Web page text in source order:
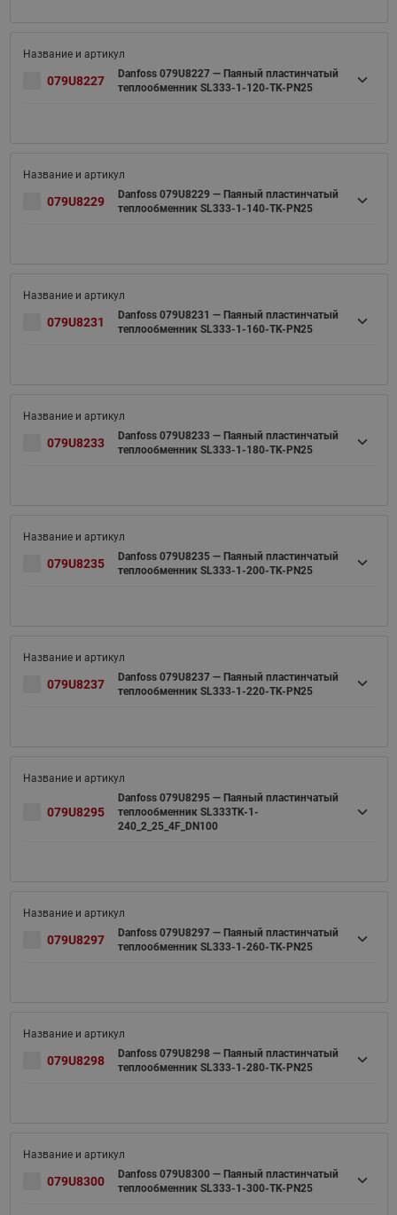
079U8227
Danfoss 079U8227 — Паяный пластинчатый
теплообменник SL333-1-120-TK-PN25
079U8229
Danfoss 079U8229 — Паяный пластинчатый
теплообменник SL333-1-140-TK-PN25
079U8231
Danfoss 079U8231 — Паяный пластинчатый
теплообменник SL333-1-160-TK-PN25
079U8233
Danfoss 079U8233 — Паяный пластинчатый
теплообменник SL333-1-180-TK-PN25
079U8235
Danfoss 079U8235 — Паяный пластинчатый
теплообменник SL333-1-200-TK-PN25
079U8237
Danfoss 079U8237 — Паяный пластинчатый
теплообменник SL333-1-220-TK-PN25
079U8295
Danfoss 079U8295 — Паяный пластинчатый
теплообменник SL333TK-1-
240_2_25_4F_DN100
079U8297
Danfoss 079U8297 — Паяный пластинчатый
теплообменник SL333-1-260-TK-PN25
079U8298
Danfoss 079U8298 — Паяный пластинчатый
теплообменник SL333-1-280-TK-PN25
079U8300
Danfoss 079U8300 — Паяный пластинчатый
теплообменник SL333-1-300-TK-PN25